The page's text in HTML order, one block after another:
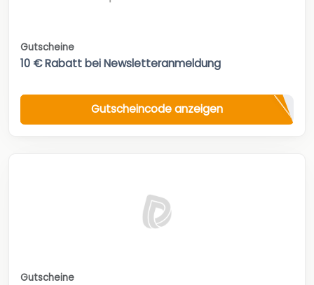
Gutscheine
10 € Rabatt bei Newsletteranmeldung
Gutscheincode anzeigen
Gutscheine